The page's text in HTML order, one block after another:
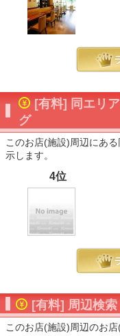
[有料] 同エリ
グ
このお店(施設)周辺にあ
示します。
4位
[有料] 周辺検索
このお店(施設)周辺のお